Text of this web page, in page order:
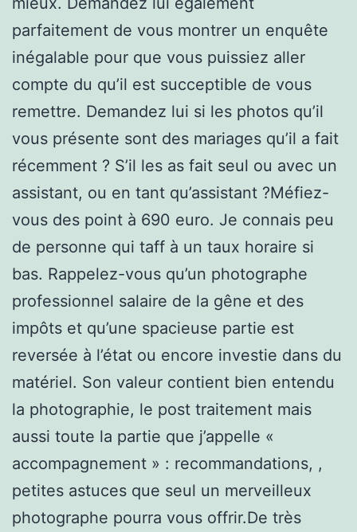
parfaitement de vous montrer un enquête
inégalable pour que vous puissiez aller
compte du qu’il est succeptible de vous
remettre. Demandez lui si les photos qu’il
vous présente sont des mariages qu’il a fait
récemment ? S’il les as fait seul ou avec un
assistant, ou en tant qu’assistant ?Méfiez-
vous des point à 690 euro. Je connais peu
de personne qui taff à un taux horaire si
bas. Rappelez-vous qu’un photographe
professionnel salaire de la gêne et des
impôts et qu’une spacieuse partie est
reversée à l’état ou encore investie dans du
matériel. Son valeur contient bien entendu
la photographie, le post traitement mais
aussi toute la partie que j’appelle «
accompagnement » : recommandations, ,
petites astuces que seul un merveilleux
photographe pourra vous offrir.De très